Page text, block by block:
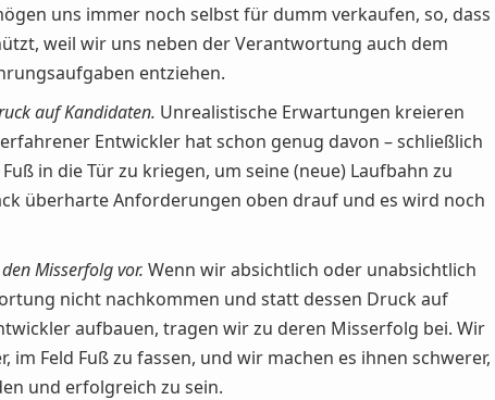
uns immer noch selbst für dumm verkaufen, so, dass
weil wir uns neben der Verantwortung auch dem
entziehen.
auf Kandidaten. Unrealistische Erwartungen kreieren
Entwickler hat schon genug davon – schließlich
in die Tür zu kriegen, um seine (neue) Laufbahn zu
überharte Anforderungen oben drauf und es wird noch
Misserfolg vor. Wenn wir absichtlich oder unabsichtlich
nicht nachkommen und statt dessen Druck auf
aufbauen, tragen wir zu deren Misserfolg bei. Wir
im Feld Fuß zu fassen, und wir machen es ihnen schwerer,
und erfolgreich zu sein.